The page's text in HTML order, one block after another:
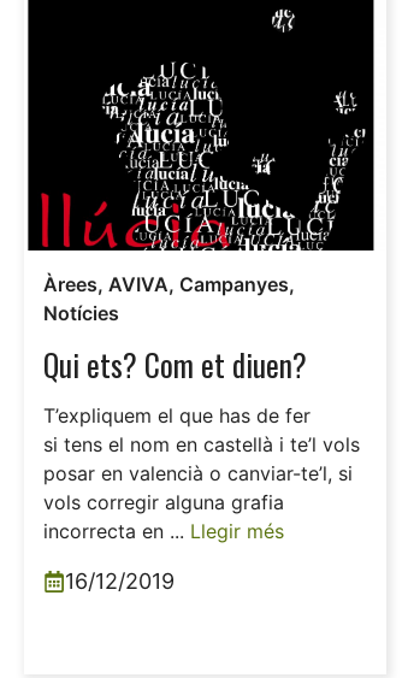
Àrees, AVIVA, Campanyes,
Notícies
Qui ets? Com et diuen?
T’expliquem el que has de fer
si tens el nom en castellà i te’l vols
posar en valencià o canviar-te’l, si
vols corregir alguna grafia
incorrecta en ... Llegir més
16/12/2019